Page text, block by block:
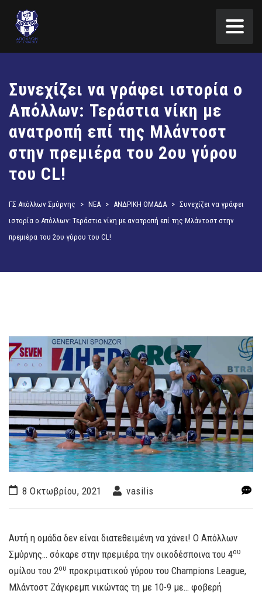
Συνεχίζει να γράφει ιστορία ο
Απόλλων: Τεράστια νίκη με
ανατροπή επί της Μλάντοστ
στην πρεμιέρα του 2ου γύρου
του CL!
ΓΣ Απόλλων Σμύρνης > ΝΕΑ > ΑΝΔΡΙΚΗ ΟΜΑΔΑ > Συνεχίζει να γράφει
ιστορία ο Απόλλων: Τεράστια νίκη με ανατροπή επί της Μλάντοστ στην
πρεμιέρα του 2ου γύρου του CL!
8 Οκτωβρίου, 2021 vasilis
Αυτή η ομάδα δεν είναι διατεθειμένη να χάνει! Ο Απόλλων
Σμύρνης… σόκαρε στην πρεμιέρα την οικοδέσποινα του 4ου
ομίλου του 2ου προκριματικού γύρου του Champions League,
Μλάντοστ Ζάγκρεμπ νικώντας τη με 10-9 με… φοβερή